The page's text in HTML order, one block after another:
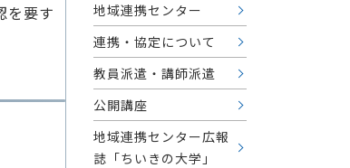
を要す
地域連携センター
連携・協定について
教員派遣・講師派遣
公開講座
地域連携センター広報
誌「ちいきの大学」